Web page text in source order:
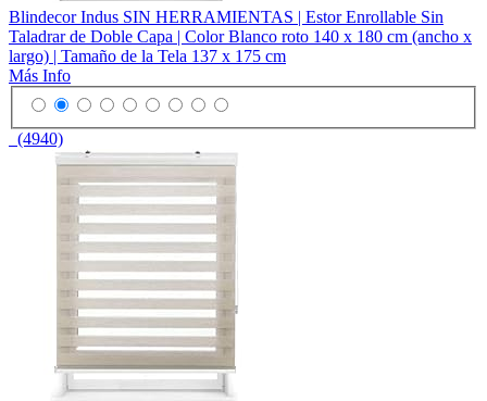
Blindecor Indus SIN HERRAMIENTAS | Estor Enrollable Sin
Taladrar de Doble Capa | Color Blanco roto 140 x 180 cm (ancho x
largo) | Tamaño de la Tela 137 x 175 cm
Más Info
(4940)